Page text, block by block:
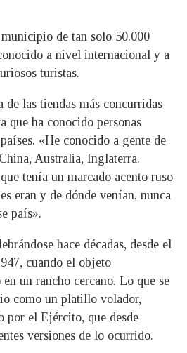
de tan solo 50.000
a nivel internacional y a
turistas.
de las tiendas más concurridas
que ha conocido personas
«He conocido a gente de
Australia, Inglaterra.
tenía un marcado acento ruso
eran y de dónde venían, nunca
país».
hace décadas, desde el
cuando el objeto
un rancho cercano. Lo que se
como un platillo volador,
por el Ejército, que desde
versiones de lo ocurrido.